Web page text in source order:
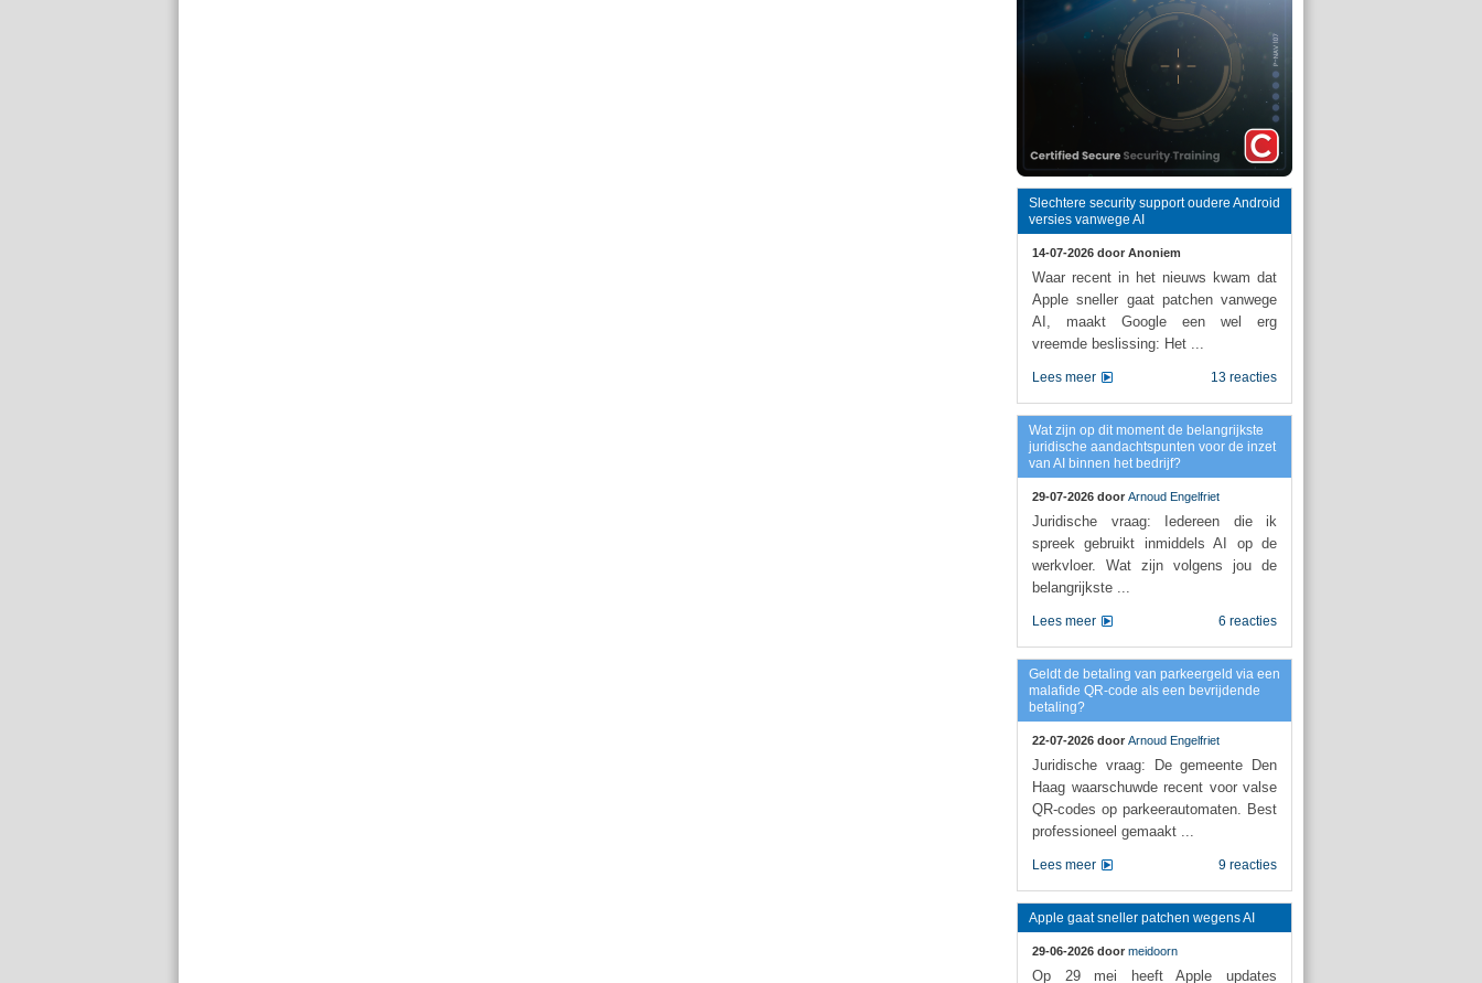
Slechtere security support oudere Android
versies vanwege AI
14-07-2026 door Anoniem
Waar recent in het nieuws kwam dat
Apple sneller gaat patchen vanwege
AI, maakt Google een wel erg
vreemde beslissing: Het ...
13 reacties
Lees meer
Wat zijn op dit moment de belangrijkste
juridische aandachtspunten voor de inzet
van AI binnen het bedrijf?
29-07-2026 door Arnoud Engelfriet
Juridische vraag: Iedereen die ik
spreek gebruikt inmiddels AI op de
werkvloer. Wat zijn volgens jou de
belangrijkste ...
6 reacties
Lees meer
Geldt de betaling van parkeergeld via een
malafide QR-code als een bevrijdende
betaling?
22-07-2026 door Arnoud Engelfriet
Juridische vraag: De gemeente Den
Haag waarschuwde recent voor valse
QR-codes op parkeerautomaten. Best
professioneel gemaakt ...
9 reacties
Lees meer
Apple gaat sneller patchen wegens AI
29-06-2026 door meidoorn
Op 29 mei heeft Apple updates